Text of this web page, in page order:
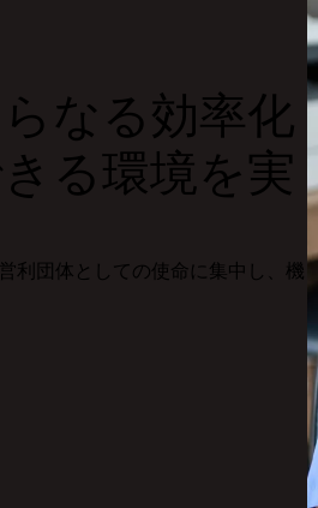
る効率化
る環境を実
利団体としての使命に集中し、機